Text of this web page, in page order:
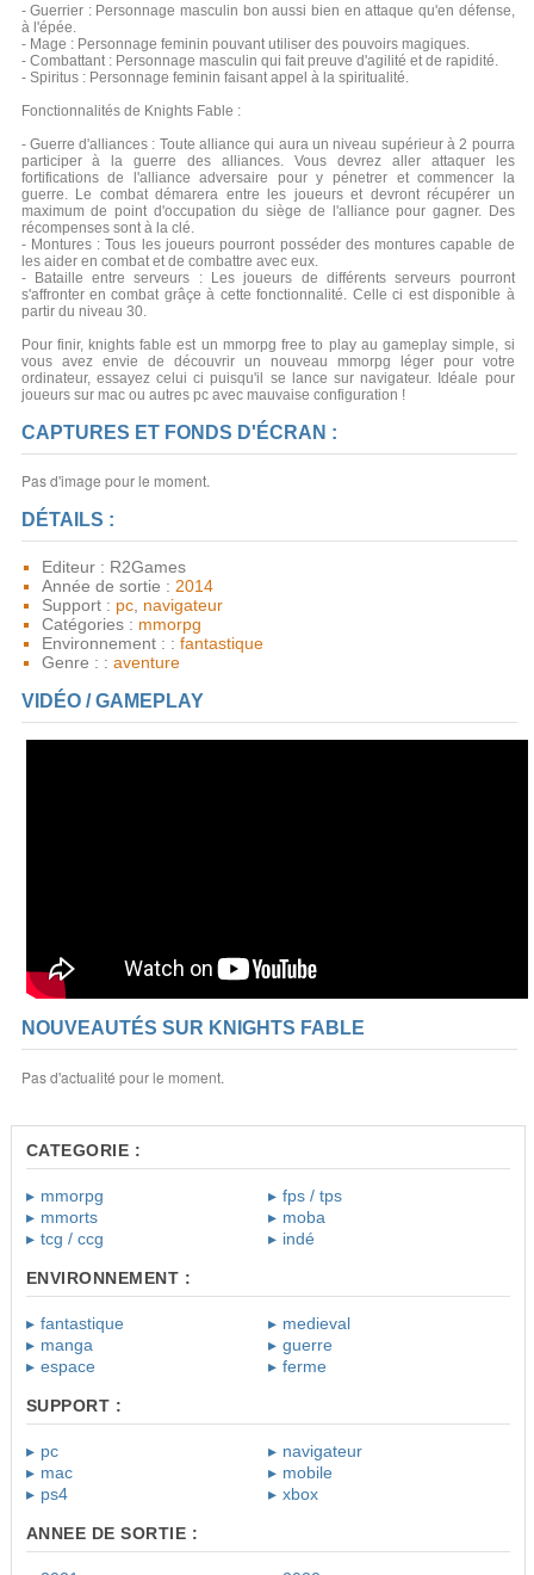
- Guerrier : Personnage masculin bon aussi bien en attaque qu'en défense,
à l'épée.
- Mage : Personnage feminin pouvant utiliser des pouvoirs magiques.
- Combattant : Personnage masculin qui fait preuve d'agilité et de rapidité.
- Spiritus : Personnage feminin faisant appel à la spiritualité.
Fonctionnalités de Knights Fable :
- Guerre d'alliances : Toute alliance qui aura un niveau supérieur à 2 pourra
participer à la guerre des alliances. Vous devrez aller attaquer les
fortifications de l'alliance adversaire pour y pénetrer et commencer la
guerre. Le combat démarera entre les joueurs et devront récupérer un
maximum de point d'occupation du siège de l'alliance pour gagner. Des
récompenses sont à la clé.
- Montures : Tous les joueurs pourront posséder des montures capable de
les aider en combat et de combattre avec eux.
- Bataille entre serveurs : Les joueurs de différents serveurs pourront
s'affronter en combat grâçe à cette fonctionnalité. Celle ci est disponible à
partir du niveau 30.
Pour finir, knights fable est un mmorpg free to play au gameplay simple, si
vous avez envie de découvrir un nouveau mmorpg léger pour votre
ordinateur, essayez celui ci puisqu'il se lance sur navigateur. Idéale pour
joueurs sur mac ou autres pc avec mauvaise configuration !
CAPTURES ET FONDS D'ÉCRAN :
Pas d'image pour le moment.
DÉTAILS :
Editeur : R2Games
Année de sortie : 2014
Support : pc, navigateur
Catégories : mmorpg
Environnement : : fantastique
Genre : : aventure
VIDÉO / GAMEPLAY
NOUVEAUTÉS SUR KNIGHTS FABLE
Pas d'actualité pour le moment.
CATEGORIE :
mmorpg
fps / tps
mmorts
moba
tcg / ccg
indé
ENVIRONNEMENT :
fantastique
medieval
manga
guerre
espace
ferme
SUPPORT :
pc
navigateur
mac
mobile
ps4
xbox
ANNEE DE SORTIE :